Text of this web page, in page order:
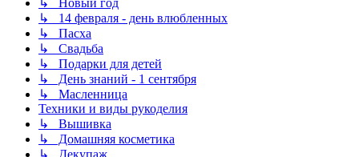
↳ Новый год
↳ 14 февраля - день влюбленных
↳ Пасха
↳ Свадьба
↳ Подарки для детей
↳ День знаний - 1 сентября
↳ Масленница
Техники и виды рукоделия
↳ Вышивка
↳ Домашняя косметика